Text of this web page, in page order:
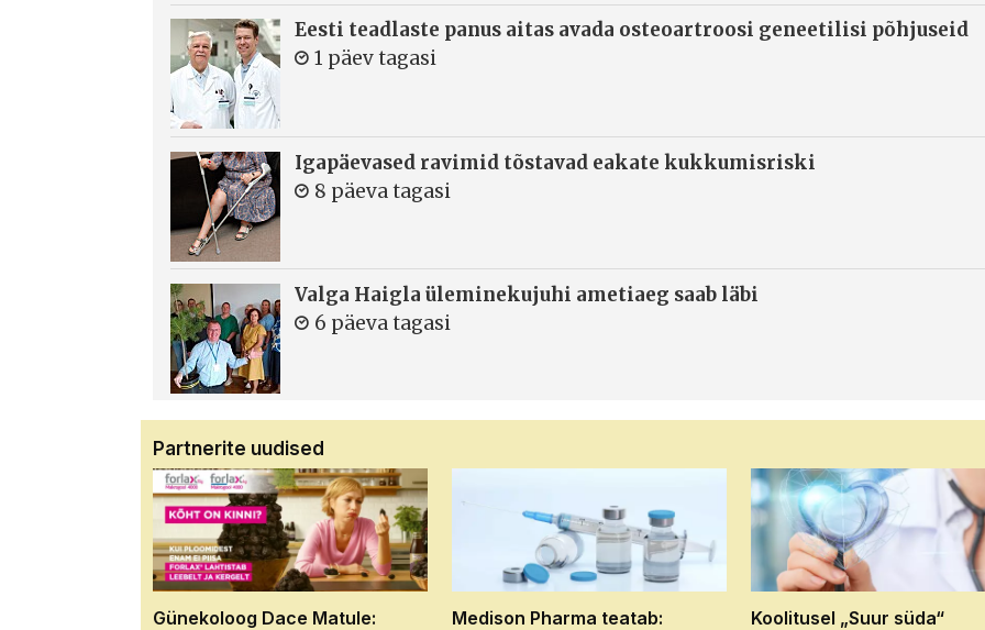
Eesti teadlaste panus aitas avada osteoartroosi geneetilisi põhjuseid
1 päev tagasi
Igapäevased ravimid tõstavad eakate kukkumisriski
8 päeva tagasi
Valga Haigla üleminekujuhi ametiaeg saab läbi
6 päeva tagasi
Partnerite uudised
Günekoloog Dace Matule:
Medison Pharma teatab:
Koolitusel „Suur süda“